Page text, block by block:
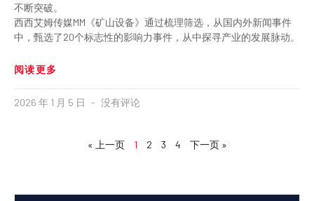
不断突破。
西西艾姆传媒MM《矿山设备》通过梳理筛选，从国内外新闻事件
中，甄选了20个标志性的影响力事件，从中探寻产业的发展脉动。
阅读更多
2026 年 1 月 5 日 没有评论
« 上一页 1 2 3 4 下一页 »